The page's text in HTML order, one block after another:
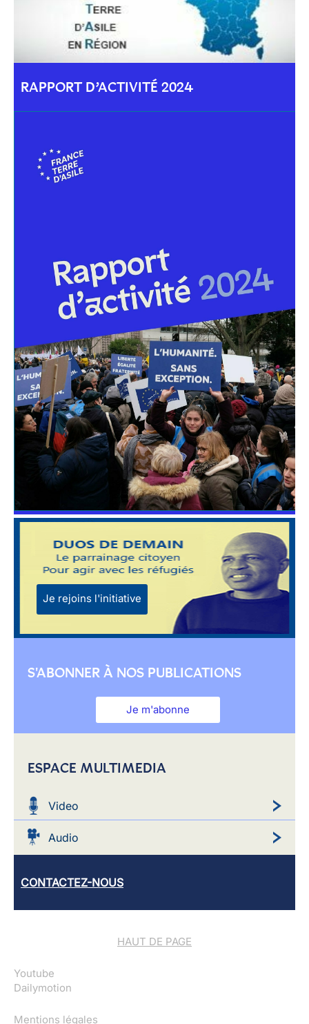
RAPPORT D’ACTIVITÉ 2024
Je rejoins l'initiative
S'ABONNER À NOS PUBLICATIONS
Je m'abonne
ESPACE MULTIMEDIA
Video
Audio
CONTACTEZ-NOUS
HAUT DE PAGE
Youtube
Dailymotion
Mentions légales